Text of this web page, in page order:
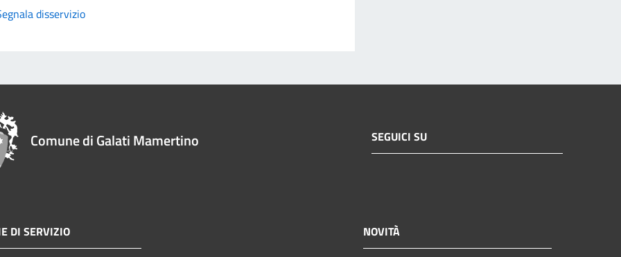
disservizio
Comune di Galati Mamertino SEGUICI SU
DI SERVIZIO NOVITÀ